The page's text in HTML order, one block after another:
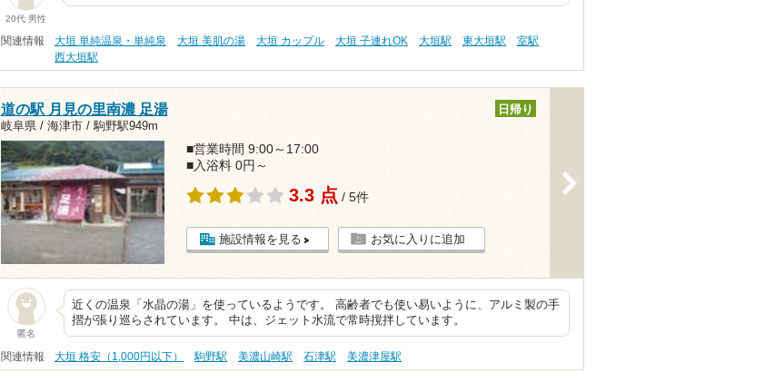
20代 男性
関連情報 大垣 単純温泉・単純泉 大垣 美肌の湯 大垣 カップル 大垣 子連れOK 大垣駅 東大垣駅
室駅
西大垣駅
道の駅 月見の里南濃 足湯
岐阜県 / 海津市 /駒野駅949m
日帰り
■営業時間 9:00～17:00
■入浴料 0円～
3.3 点 / 5件
施設情報を見る お気に入りに追加
匿名
近くの温泉「水晶の湯」を使っているようです。 高齢者でも使い易いように、アルミ製の手
摺が張り巡らされています。 中は、ジェット水流で常時撹拌しています。
関連情報 大垣 格安（1,000円以下） 駒野駅 美濃山崎駅 石津駅 美濃津屋駅